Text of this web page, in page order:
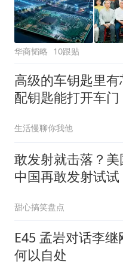
华商韬略 10跟贴
高级的车钥匙里有
配钥匙能打开车门
生活慢聊你我他
敢发射就击落？
中国再敢发射试试
甜心搞笑盘点
E45 孟岩对话李继
何以自处